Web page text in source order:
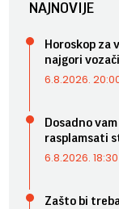
NAJNOVIJE
Horoskop za
najgori
6.8.2026.
Dosadno
rasplamsati
6.8.2026. 18:30
Zašto bi